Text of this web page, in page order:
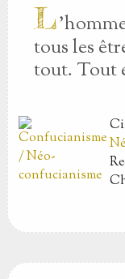
L
tous les
tout. Tout